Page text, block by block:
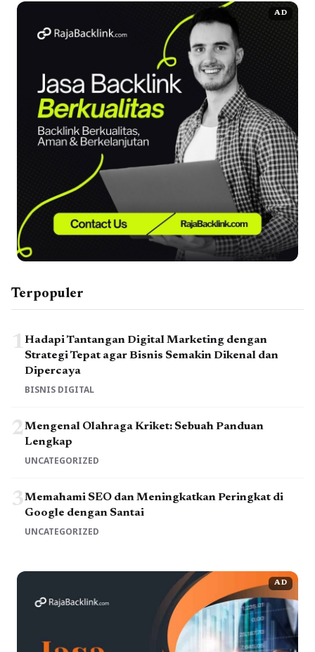
AD
Terpopuler
1Hadapi Tantangan Digital Marketing dengan
Strategi Tepat agar Bisnis Semakin Dikenal dan
Dipercaya
BISNIS DIGITAL
2Mengenal Olahraga Kriket: Sebuah Panduan
Lengkap
UNCATEGORIZED
3Memahami SEO dan Meningkatkan Peringkat di
Google dengan Santai
UNCATEGORIZED
AD